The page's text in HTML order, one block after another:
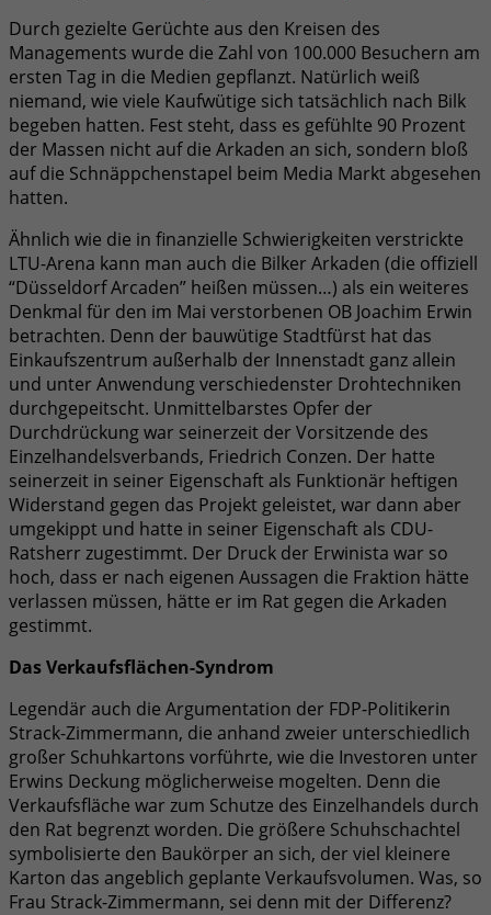
Durch gezielte Gerüchte aus den Kreisen des
Managements wurde die Zahl von 100.000 Besuchern am
ersten Tag in die Medien gepflanzt. Natürlich weiß
niemand, wie viele Kaufwütige sich tatsächlich nach Bilk
begeben hatten. Fest steht, dass es gefühlte 90 Prozent
der Massen nicht auf die Arkaden an sich, sondern bloß
auf die Schnäppchenstapel beim Media Markt abgesehen
hatten.
Ähnlich wie die in finanzielle Schwierigkeiten verstrickte
LTU-Arena kann man auch die Bilker Arkaden (die offiziell
“Düsseldorf Arcaden” heißen müssen…) als ein weiteres
Denkmal für den im Mai verstorbenen OB Joachim Erwin
betrachten. Denn der bauwütige Stadtfürst hat das
Einkaufszentrum außerhalb der Innenstadt ganz allein
und unter Anwendung verschiedenster Drohtechniken
durchgepeitscht. Unmittelbarstes Opfer der
Durchdrückung war seinerzeit der Vorsitzende des
Einzelhandelsverbands, Friedrich Conzen. Der hatte
seinerzeit in seiner Eigenschaft als Funktionär heftigen
Widerstand gegen das Projekt geleistet, war dann aber
umgekippt und hatte in seiner Eigenschaft als CDU-
Ratsherr zugestimmt. Der Druck der Erwinista war so
hoch, dass er nach eigenen Aussagen die Fraktion hätte
verlassen müssen, hätte er im Rat gegen die Arkaden
gestimmt.
Das Verkaufsflächen-Syndrom
Legendär auch die Argumentation der FDP-Politikerin
Strack-Zimmermann, die anhand zweier unterschiedlich
großer Schuhkartons vorführte, wie die Investoren unter
Erwins Deckung möglicherweise mogelten. Denn die
Verkaufsfläche war zum Schutze des Einzelhandels durch
den Rat begrenzt worden. Die größere Schuhschachtel
symbolisierte den Baukörper an sich, der viel kleinere
Karton das angeblich geplante Verkaufsvolumen. Was, so
Frau Strack-Zimmermann, sei denn mit der Differenz?